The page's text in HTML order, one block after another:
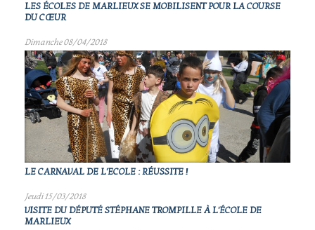
LES ÉCOLES DE MARLIEUX SE MOBILISENT POUR LA COURSE
DU CŒUR
Dimanche 08/04/2018
LE CARNAVAL DE L'ECOLE : RÉUSSITE !
Jeudi 15/03/2018
VISITE DU DÉPUTÉ STÉPHANE TROMPILLE À L'ÉCOLE DE
MARLIEUX